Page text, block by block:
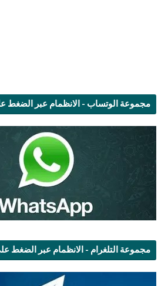
مجموعة الوتساب - الانظمام عبر الضغط
مجموعة التلغرام - الانظمام عبر الضغط